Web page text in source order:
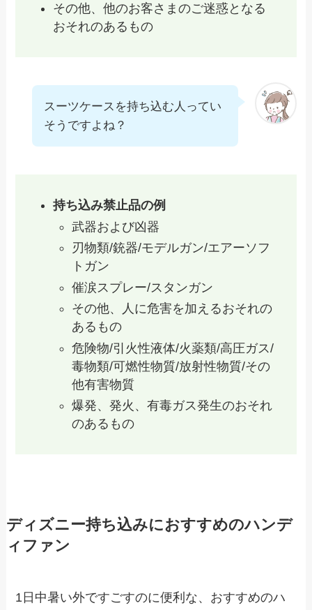
その他、他のお客さまのご迷惑となる
おそれのあるもの
スーツケースを持ち込む人ってい
そうですよね？
持ち込み禁止品の例
武器および凶器
刃物類/銃器/モデルガン/エアーソフ
トガン
催涙スプレー/スタンガン
その他、人に危害を加えるおそれの
あるもの
危険物/引火性液体/火薬類/高圧ガス/
毒物類/可燃性物質/放射性物質/その
他有害物質
爆発、発火、有毒ガス発生のおそれ
のあるもの
ディズニー持ち込みにおすすめのハンデ
ィファン
1日中暑い外ですごすのに便利な、おすすめのハ